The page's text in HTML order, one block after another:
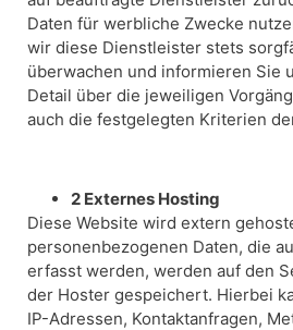
Daten für werbliche Zwecke
wir diese Dienstleister stets
überwachen und informieren Sie
Detail über die jeweiligen
auch die festgelegten Kriterien
2 Externes Hosting
Diese Website wird extern
personenbezogenen Daten, die
erfasst werden, werden auf den
der Hoster gespeichert. Hierbei
IP-Adressen, Kontaktanfragen,